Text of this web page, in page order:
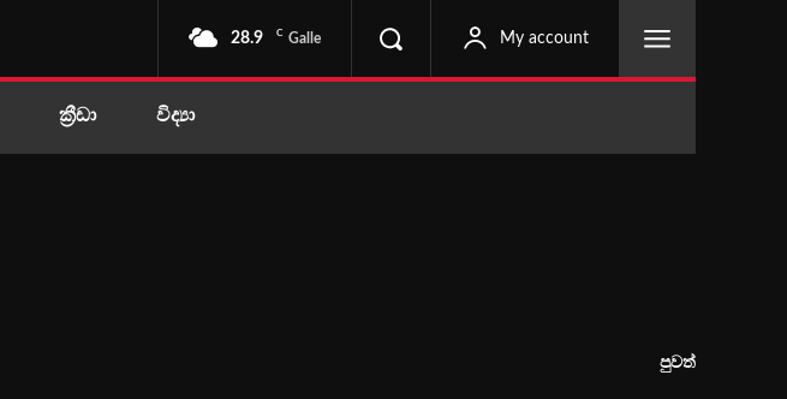
28.9 C Galle My account
ක්‍රීඩා විද්‍යා
පුවත්